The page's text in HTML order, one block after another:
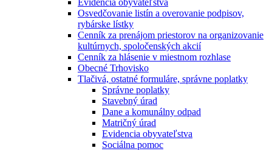
Evidencia obyvateľstva
Osvedčovanie listín a overovanie podpisov,
rybárske lístky
Cenník za prenájom priestorov na organizovanie
kultúrnych, spoločenských akcií
Cenník za hlásenie v miestnom rozhlase
Obecné Trhovisko
Tlačivá, ostatné formuláre, správne poplatky
Správne poplatky
Stavebný úrad
Dane a komunálny odpad
Matričný úrad
Evidencia obyvateľstva
Sociálna pomoc